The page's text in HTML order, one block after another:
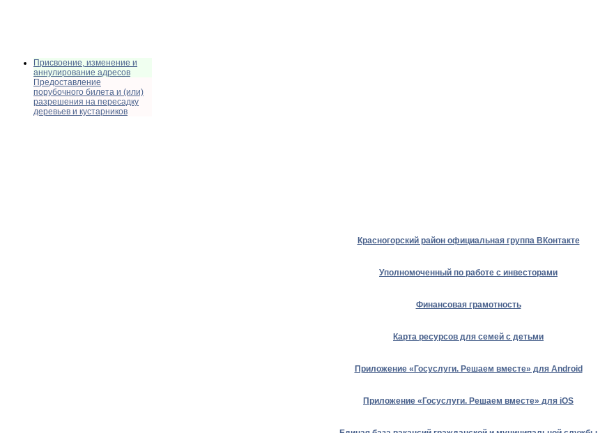
Присвоение, изменение и
аннулирование адресов
Предоставление
порубочного билета и (или)
разрешения на пересадку
деревьев и кустарников
Красногорский район официальная группа ВКонтакте
Уполномоченный по работе с инвесторами
Финансовая грамотность
Карта ресурсов для семей с детьми
Приложение «Госуслуги. Решаем вместе» для Android
Приложение «Госуслуги. Решаем вместе» для iOS